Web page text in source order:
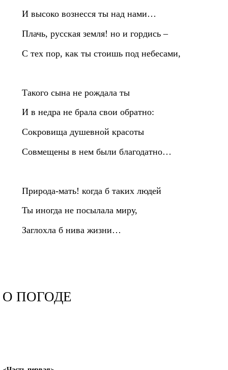
И высоко вознесся ты над нами…
Плачь, русская земля! но и гордись –
С тех пор, как ты стоишь под небесами,
Такого сына не рождала ты
И в недра не брала свои обратно:
Сокровища душевной красоты
Совмещены в нем были благодатно…
Природа‑мать! когда б таких людей
Ты иногда не посылала миру,
Заглохла б нива жизни…
О ПОГОДЕ